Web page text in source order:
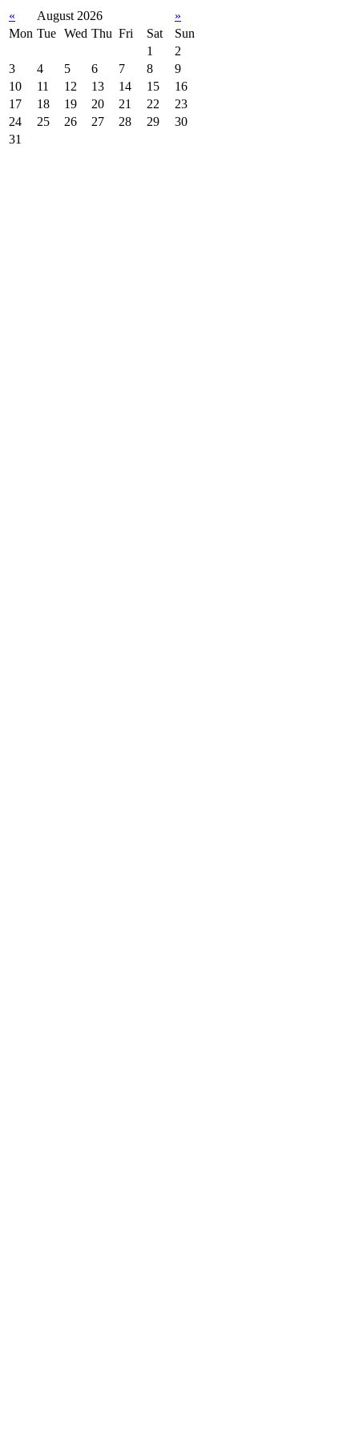
« August 2026
»
Mon Tue Wed Thu Fri Sat
Sun
1
2
3
4 5 6 7 8
9
10
11 12 13 14 15
16
17
18 19 20 21 22
23
24
25 26 27 28 29
30
31